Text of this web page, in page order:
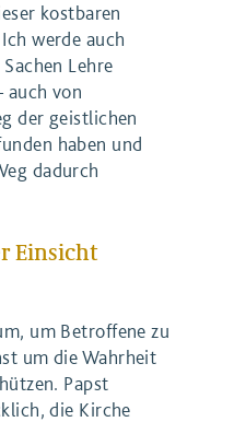
kostbaren
werde auch
Lehre
auch von
der geistlichen
haben und
dadurch
Einsicht
um Betroffene zu
um die Wahrheit
Papst
die Kirche